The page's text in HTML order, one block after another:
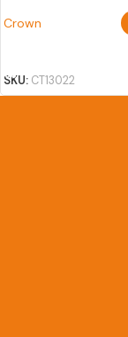
Crown
SKU: CT13022